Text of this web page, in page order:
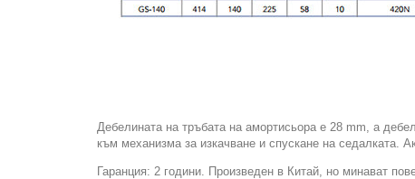
Дебелината на тръбата на амортисьора е 28 mm, а
към механизма за изкачване и спускане на седалката.
Гаранция: 2 години. Произведен в Китай, но минават